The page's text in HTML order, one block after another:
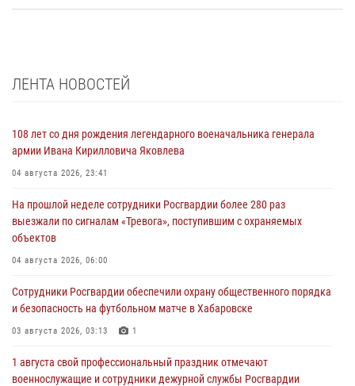
ЛЕНТА НОВОСТЕЙ
108 лет со дня рождения легендарного военачальника генерала
армии Ивана Кирилловича Яковлева
04 августа 2026, 23:41
На прошлой неделе сотрудники Росгвардии более 280 раз
выезжали по сигналам «Тревога», поступившим с охраняемых
объектов
04 августа 2026, 06:00
Сотрудники Росгвардии обеспечили охрану общественного порядка
и безопасность на футбольном матче в Хабаровске
03 августа 2026, 03:13 1
1 августа свой профессиональный праздник отмечают
военнослужащие и сотрудники дежурной службы Росгвардии